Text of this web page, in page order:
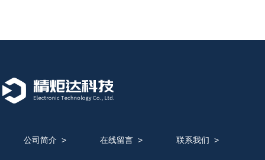
公司简介 > 在线留言> 联系我们 >